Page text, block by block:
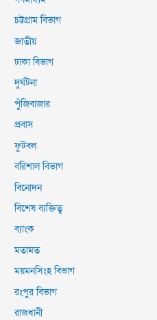
চট্টগ্রাম বিভাগ
জাতীয়
ঢাকা বিভাগ
দুর্ঘটনা
পুঁজিবাজার
প্রবাস
ফুটবল
বরিশাল বিভাগ
বিনোদন
বিশেষ ব্যক্তিত্ব
ব্যাংক
মতামত
ময়মনসিংহ বিভাগ
রংপুর বিভাগ
রাজধানী